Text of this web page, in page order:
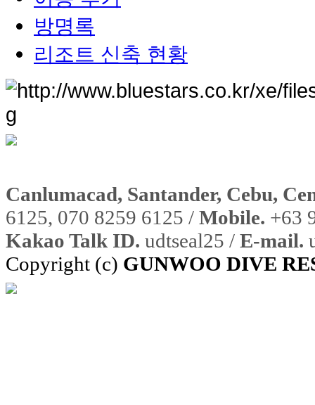
방명록
리조트 신축 현황
Canlumacad, Santander, Cebu,
6125, 070 8259 6125 / Mobile. +63
Kakao Talk ID. udtseal25 / E-mail.
Copyright (c) GUNWOO DIVE